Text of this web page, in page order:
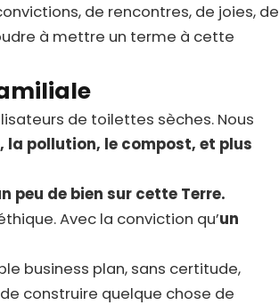
de rencontres, de joies, de
à mettre un terme à cette
de toilettes sèches. Nous
la pollution, le compost, et plus
peu de bien sur cette Terre.
Avec la conviction qu’un
business plan, sans certitude,
construire quelque chose de